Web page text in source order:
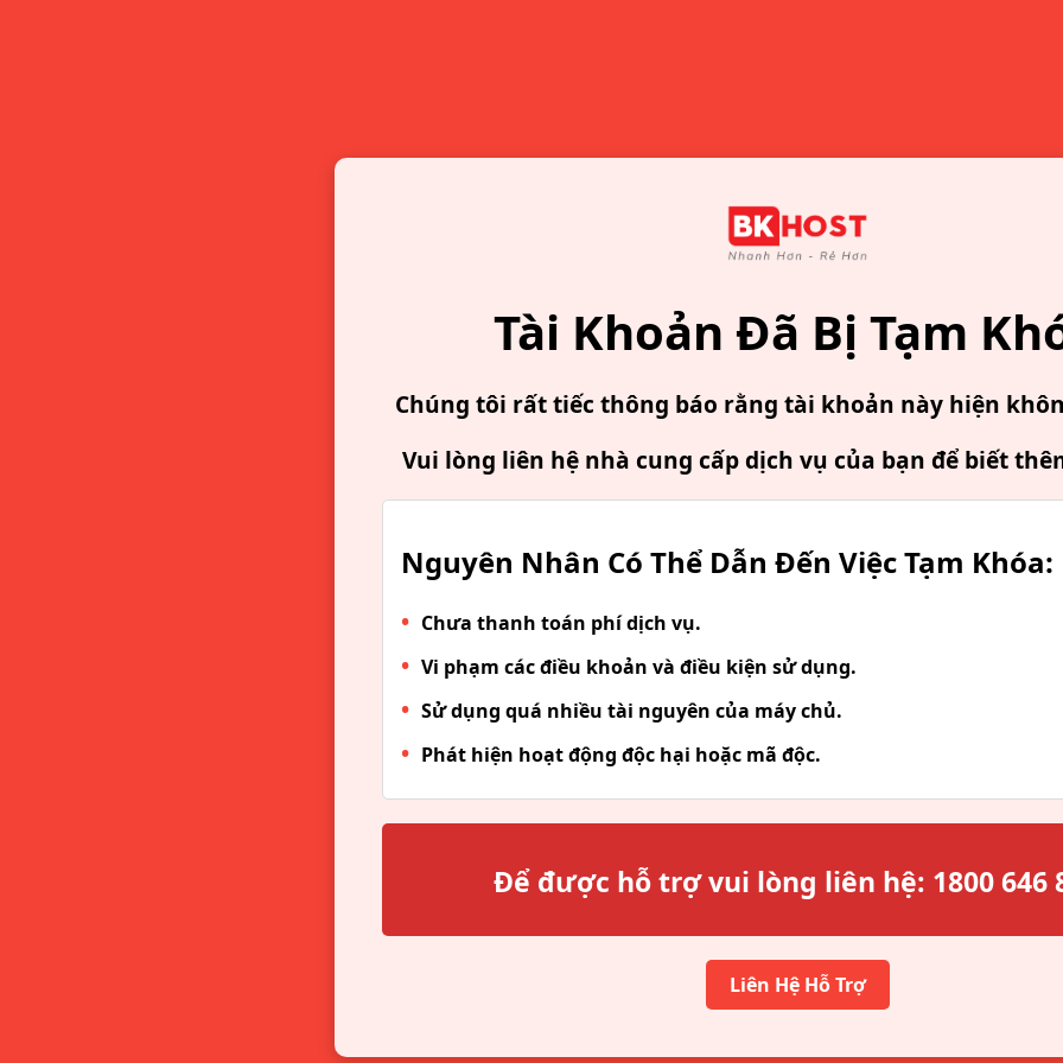
Tài Khoản Đã Bị Tạm
Chúng tôi rất tiếc thông báo rằng tài khoản này hiện
Vui lòng liên hệ nhà cung cấp dịch vụ của bạn để biết
Nguyên Nhân Có Thể Dẫn Đến Việc Tạm Khóa:
Chưa thanh toán phí dịch vụ.
Vi phạm các điều khoản và điều kiện sử dụng.
Sử dụng quá nhiều tài nguyên của máy chủ.
Phát hiện hoạt động độc hại hoặc mã độc.
Để được hỗ trợ vui lòng liên hệ: 1800 646
Liên Hệ Hỗ Trợ